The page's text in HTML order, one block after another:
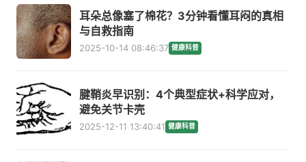
耳朵总像塞了棉花？3分钟看懂耳闷的真相
与自救指南
2025-10-14 08:46:37 健康科普
腱鞘炎早识别：4个典型症状+科学应对，
避免关节卡壳
2025-12-11 13:40:41 健康科普